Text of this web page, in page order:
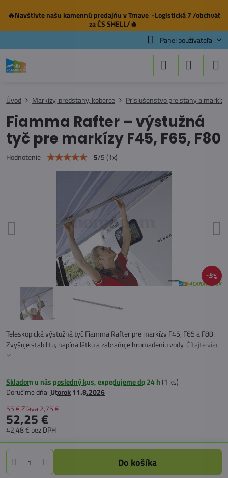
✕
🔥Navštívte našu kamennú predajňuv Trnave -Logistická 7 /obchvat
za ČS SHELL/🔥
Panel používateľa
5%
Úvod Markízy, predstany, koberce Príslušenstvo pre stany a markízy
Fiamma Rafter – výstužná
tyč pre markízy F45, F65, F80
Hodnotenie 5/5(1x)
Teleskopická výstužná tyč Fiamma Rafter pre markízy F45, F65 a F80.
Zvyšuje stabilitu, napína látku a zabraňuje hromadeniu vody. Čítajte viac
Skladom u nás posledný kus, expedujeme do 24 h(1 ks)
Doručíme dňa: Utorok11.8.2026
55 €Zľava2,75 €
52,25 €
42,48 € bez DPH
Do košíka